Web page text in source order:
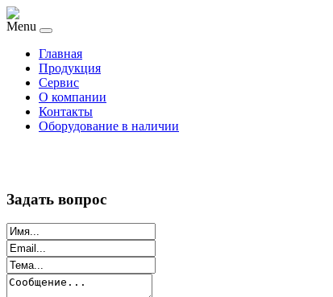
Menu
Главная
Продукция
Сервис
О компании
Контакты
Оборудование в наличии
Задать вопрос